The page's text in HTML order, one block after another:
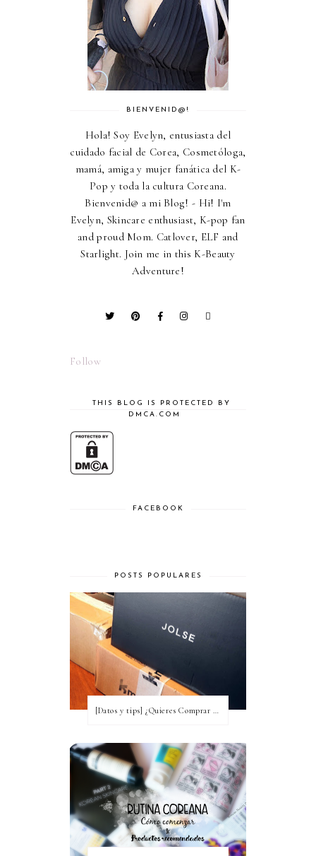
BIENVENID@!
Hola! Soy Evelyn, entusiasta del
cuidado facial de Corea, Cosmetóloga,
mamá, amiga y mujer fanática del K-
Pop y toda la cultura Coreana.
Bienvenid@ a mi Blog! - Hi! I'm
Evelyn, Skincare enthusiast, K-pop fan
and proud Mom. Catlover, ELF and
Starlight. Join me in this K-Beauty
Adventure!
Follow
THIS BLOG IS PROTECTED BY
DMCA.COM
FACEBOOK
POSTS POPULARES
[Datos y tips] ¿Quieres Comprar a Corea y no tienes idea? [Actualizada a 2020]